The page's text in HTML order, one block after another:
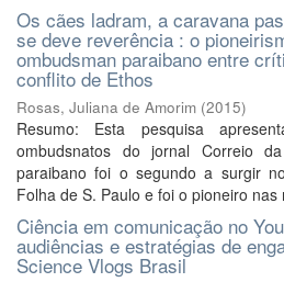
Os cães ladram, a caravana
se deve reverência : o
ombudsman paraibano entre
conflito de Ethos
Rosas, Juliana de Amorim (2015)
Resumo: Esta pesquisa
ombudsnatos do jornal Correio
paraibano foi o segundo a surgir
Folha de S. Paulo e foi o pioneiro nas
Ciência em comunicação no
audiências e estratégias de
Science Vlogs Brasil